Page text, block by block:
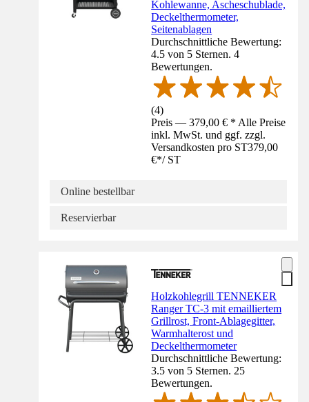
Kohlewanne, Ascheschublade,
Deckelthermometer,
Seitenablagen
Durchschnittliche Bewertung:
4.5 von 5 Sternen. 4
Bewertungen.
(4)
Preis — 379,00 € * Alle Preise
inkl. MwSt. und ggf. zzgl.
Versandkosten pro ST379,00
€*/ ST
Online bestellbar
Reservierbar
Holzkohlegrill TENNEKER
Ranger TC-3 mit emailliertem
Grillrost, Front-Ablagegitter,
Warmhalterost und
Deckelthermometer
Durchschnittliche Bewertung:
3.5 von 5 Sternen. 25
Bewertungen.